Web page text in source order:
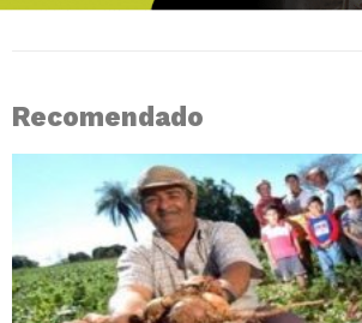
Recomendado